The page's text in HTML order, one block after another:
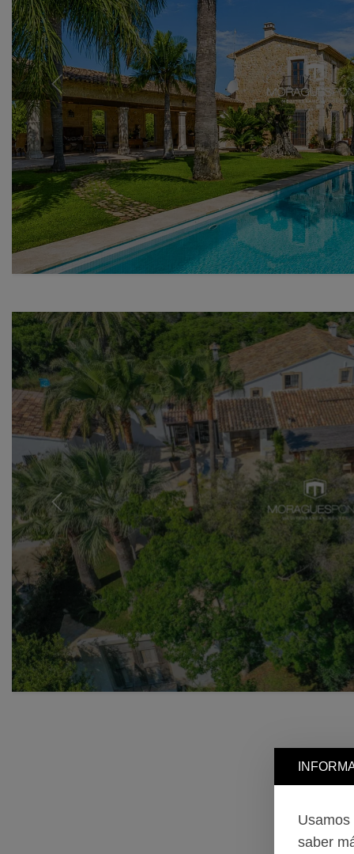
saber
Previous
Previous